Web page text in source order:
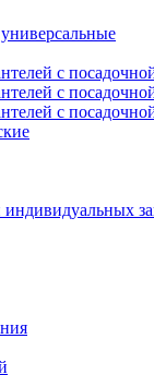
с
с
с